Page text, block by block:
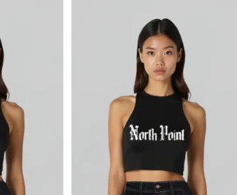
su forma tras cada sesión.
actual, North Point es tu
seleccionados por su
principios de moda ética y